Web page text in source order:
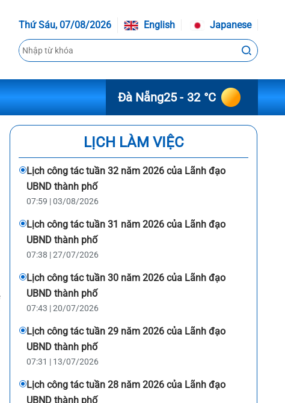
Thứ Sáu, 07/08/2026 English Japanese
Đà Nẵng25 - 32 °C
LỊCH LÀM VIỆC
Lịch công tác tuần 32 năm 2026 của Lãnh đạo
UBND thành phố
07:59 | 03/08/2026
Lịch công tác tuần 31 năm 2026 của Lãnh đạo
UBND thành phố
07:38 | 27/07/2026
Lịch công tác tuần 30 năm 2026 của Lãnh đạo
UBND thành phố
07:43 | 20/07/2026
Lịch công tác tuần 29 năm 2026 của Lãnh đạo
UBND thành phố
07:31 | 13/07/2026
Lịch công tác tuần 28 năm 2026 của Lãnh đạo
UBND thành phố